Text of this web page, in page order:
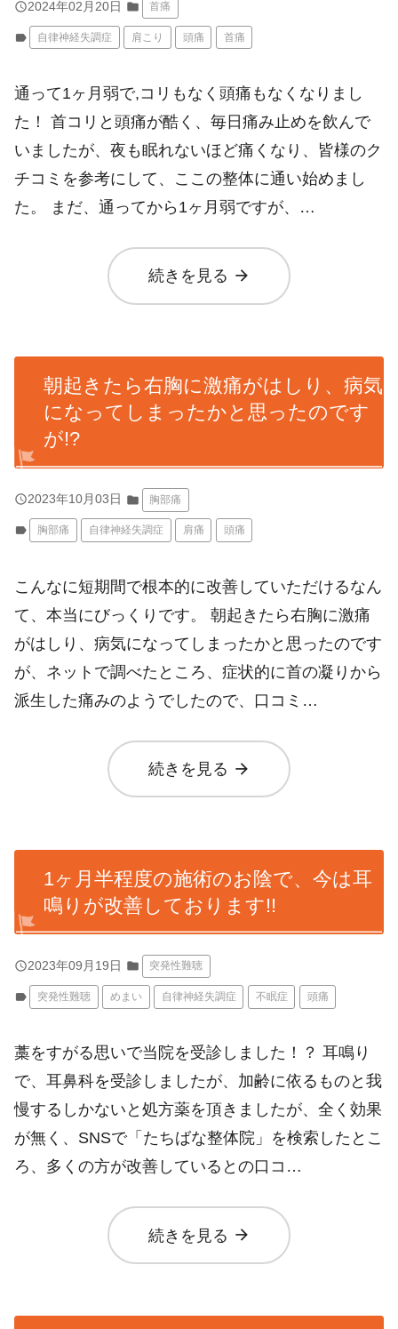
query_builder2024年02月20日 folder 首痛
label 自律神経失調症 肩こり 頭痛 首痛
通って1ヶ月弱で,コリもなく頭痛もなくなりまし
た！ 首コリと頭痛が酷く、毎日痛み止めを飲んで
いましたが、夜も眠れないほど痛くなり、皆様のク
チコミを参考にして、ここの整体に通い始めまし
た。 まだ、通ってから1ヶ月弱ですが、…
続きを見る arrow_forward
朝起きたら右胸に激痛がはしり、病気
になってしまったかと思ったのです
が!?
query_builder2023年10月03日 folder 胸部痛
label 胸部痛 自律神経失調症 肩痛 頭痛
こんなに短期間で根本的に改善していただけるなん
て、本当にびっくりです。 朝起きたら右胸に激痛
がはしり、病気になってしまったかと思ったのです
が、ネットで調べたところ、症状的に首の凝りから
派生した痛みのようでしたので、口コミ…
続きを見る arrow_forward
1ヶ月半程度の施術のお陰で、今は耳
鳴りが改善しております!!
query_builder2023年09月19日 folder 突発性難聴
label 突発性難聴 めまい 自律神経失調症 不眠症 頭痛
藁をすがる思いで当院を受診しました！？ 耳鳴り
で、耳鼻科を受診しましたが、加齢に依るものと我
慢するしかないと処方薬を頂きましたが、全く効果
が無く、SNSで「たちばな整体院」を検索したとこ
ろ、多くの方が改善しているとの口コ…
続きを見る arrow_forward